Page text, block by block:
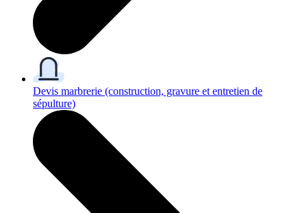
Devis marbrerie (construction, gravure et entretien de
sépulture)